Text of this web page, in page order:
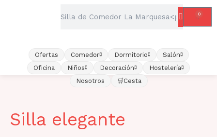
Ofertas Comedor Dormitorio
Salón
Oficina
Niños Decoración
Hostelería
Nosotros
🛒Cesta
0
Silla elegante